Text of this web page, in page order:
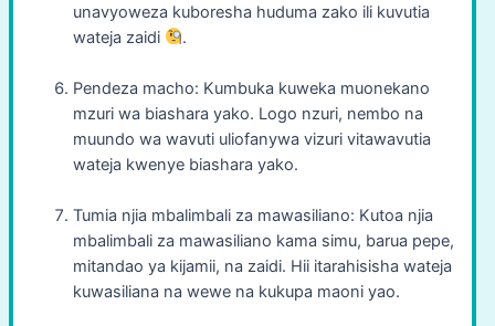
unavyoweza kuboresha huduma zako ili kuvutia
wateja zaidi
.
Pendeza macho: Kumbuka kuweka muonekano
mzuri wa biashara yako. Logo nzuri, nembo na
muundo wa wavuti uliofanywa vizuri vitawavutia
wateja kwenye biashara yako.
Tumia njia mbalimbali za mawasiliano: Kutoa njia
mbalimbali za mawasiliano kama simu, barua pepe,
mitandao ya kijamii, na zaidi. Hii itarahisisha wateja
kuwasiliana na wewe na kukupa maoni yao.